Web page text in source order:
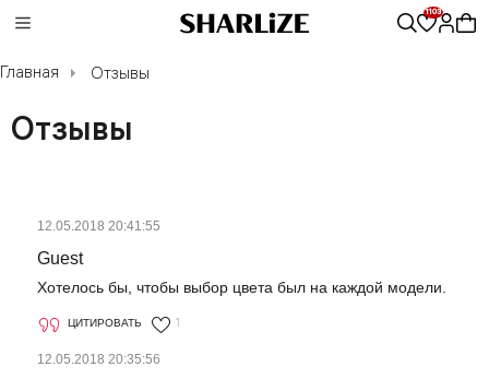
Новинки
О нас
1103
Главная Отзывы
Отзывы
12.05.2018 20:41:55
Guest
Хотелось бы, чтобы выбор цвета был на каждой модели.
ЦИТИРОВАТЬ 1
12.05.2018 20:35:56